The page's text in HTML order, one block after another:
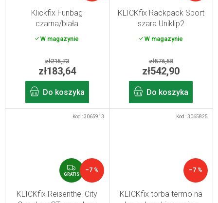
Klickfix Funbag
czarna/biała
W magazynie
zł215,73
zł183,64
Do koszyka
KLICKfix Rackpack Sport
szara Uniklip2
W magazynie
zł576,58
zł542,90
Do koszyka
G
R
A
T
GRATIS
–7 %
KLICKfix Reisenthel City
Kod :3065913
–7 %
KLICKfix torba termo na
Kod :3065825